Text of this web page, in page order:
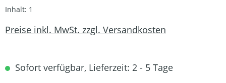
Inhalt: 1
Preise inkl. MwSt. zzgl. Versandkosten
Sofort verfügbar, Lieferzeit: 2 - 5 Tage